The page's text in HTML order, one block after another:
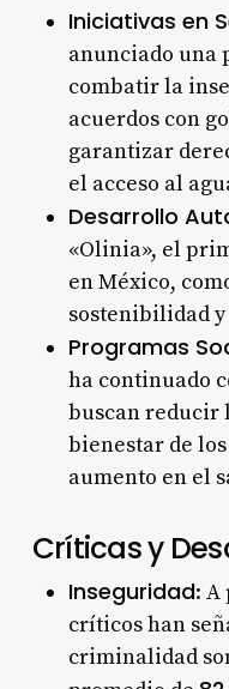
Iniciativas en
anunciado una
combatir la
acuerdos con
garantizar
el acceso al
Desarrollo
«Olinia», el
en México,
sostenibilidad
Programas
ha continuado
buscan reducir
bienestar de
aumento en el
Críticas y
Inseguridad: A
críticos han
criminalidad